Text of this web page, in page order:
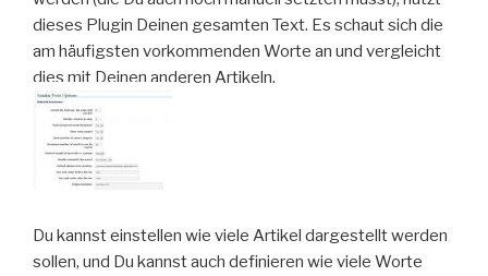
dieses Plugin Deinen gesamten Text. Es schaut sich die
am häufigsten vorkommenden Worte an und vergleicht
dies mit Deinen anderen Artikeln.
Du kannst einstellen wie viele Artikel dargestellt werden
sollen, und Du kannst auch definieren wie viele Worte